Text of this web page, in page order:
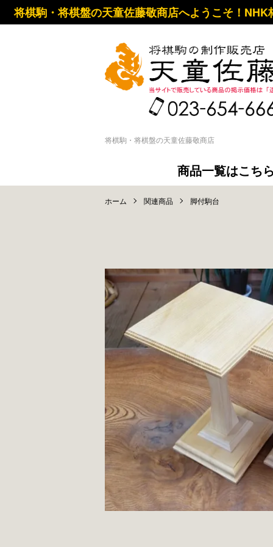
将棋駒・将棋盤の天童佐藤敬商店へようこそ！NHK
将棋駒・将棋盤の天童佐藤敬商店
商品一覧はこち
ホーム 関連商品 脚付駒台